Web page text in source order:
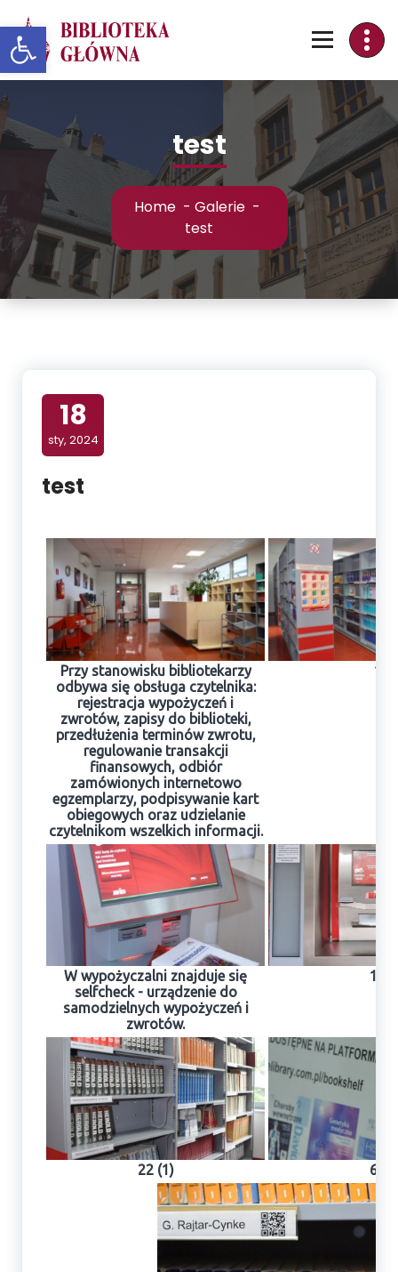
Otwórz pasek narzędzi
to
Content
test
Home - Galerie -
test
18
sty, 2024
test
Przy stanowisku bibliotekarzy
odbywa się obsługa czytelnika:
rejestracja wypożyczeń i
zwrotów, zapisy do biblioteki,
przedłużenia terminów zwrotu,
regulowanie transakcji
finansowych, odbiór
zamówionych internetowo
egzemplarzy, podpisywanie kart
obiegowych oraz udzielanie
czytelnikom wszelkich informacji.
1
W wypożyczalni znajduje się
selfcheck - urządzenie do
samodzielnych wypożyczeń i
zwrotów.
14
22 (1) 66